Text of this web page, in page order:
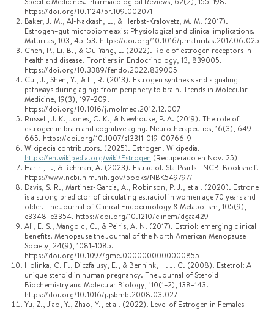
https://doi.org/10.1124/pr.109.002071
Baker, J. M., Al-Nakkash, L., & Herbst-Kralovetz, M. M. (2017).
Estrogen–gut microbiome axis: Physiological and clinical implications.
Maturitas, 103, 45–53. https://doi.org/10.1016/j.maturitas.2017.06.025
Chen, P., Li, B., & Ou-Yang, L. (2022). Role of estrogen receptors in
health and disease. Frontiers in Endocrinology, 13, 839005.
https://doi.org/10.3389/fendo.2022.839005
Cui, J., Shen, Y., & Li, R. (2013). Estrogen synthesis and signaling
pathways during aging: from periphery to brain. Trends in Molecular
Medicine, 19(3), 197–209.
https://doi.org/10.1016/j.molmed.2012.12.007
Russell, J. K., Jones, C. K., & Newhouse, P. A. (2019). The role of
estrogen in brain and cognitive aging. Neurotherapeutics, 16(3), 649–
665. https://doi.org/10.1007/s13311-019-00766-9
Wikipedia contributors. (2025). Estrogen. Wikipedia.
https://en.wikipedia.org/wiki/Estrogen (Recuperado en Nov. 25)
Hariri, L., & Rehman, A. (2023). Estradiol. StatPearls - NCBI Bookshelf.
https://www.ncbi.nlm.nih.gov/books/NBK549797/
Davis, S. R., Martinez-Garcia, A., Robinson, P. J., et al. (2020). Estrone
is a strong predictor of circulating estradiol in women age 70 years and
older. The Journal of Clinical Endocrinology & Metabolism, 105(9),
e3348–e3354. https://doi.org/10.1210/clinem/dgaa429
Ali, E. S., Mangold, C., & Peiris, A. N. (2017). Estriol: emerging clinical
benefits. Menopause the Journal of the North American Menopause
Society, 24(9), 1081–1085.
https://doi.org/10.1097/gme.0000000000000855
Holinka, C. F., Diczfalusy, E., & Bennink, H. J. C. (2008). Estetrol: A
unique steroid in human pregnancy. The Journal of Steroid
Biochemistry and Molecular Biology, 110(1–2), 138–143.
https://doi.org/10.1016/j.jsbmb.2008.03.027
Yu, Z., Jiao, Y., Zhao, Y., et al. (2022). Level of Estrogen in Females—